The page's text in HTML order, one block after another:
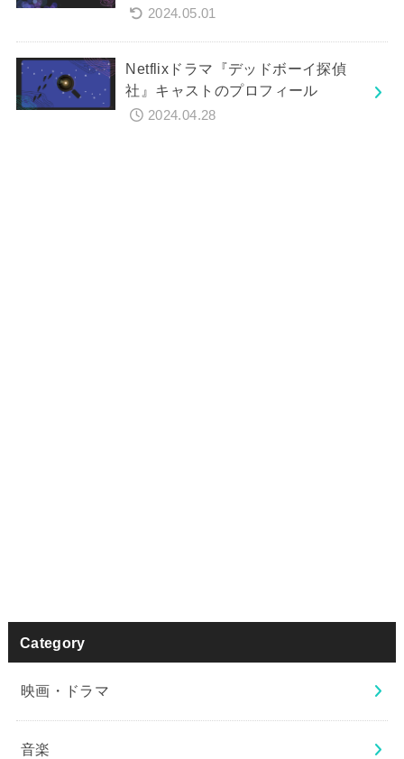
2024.05.01
Netflixドラマ『デッドボーイ探偵
社』キャストのプロフィール
2024.04.28
Category
映画・ドラマ
音楽